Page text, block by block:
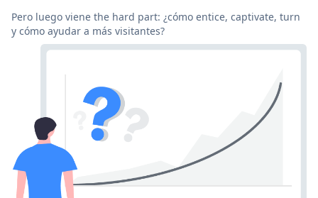
Pero luego viene the hard part: ¿cómo entice, captivate, turn
y cómo ayudar a más visitantes?